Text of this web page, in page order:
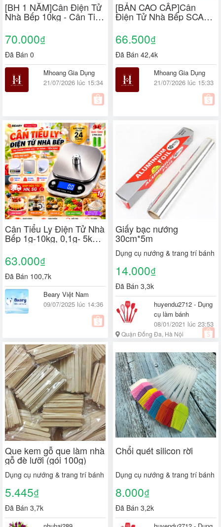
[BH 1 NĂM]Cân Điện Tử
Nhà Bếp 10kg - Cân Tiểu
Ly Điện Tử Siêu Chính
Xác - Tích Hợp Trừ Bì
[Tặng 2 Pin AAA]
70.000₫
Đã Bán 0
Mhoang Gia Dụng
21/07/2026 lúc 15:34
[BẢN CAO CẤP]Cân
Điện Tử Nhà Bếp SCALE
MAX 10kg, Cân tiểu ly có
độ chính xác cao, Cân
tiểu ly điện tử TẶNG KÈM
2 PIN
66.500₫
Đã Bán 42,4k
Mhoang Gia Dụng
21/07/2026 lúc 15:33
Cân Tiểu Ly Điện Tử Nhà
Bếp 1g-10kg, 0,1g- 5kg
METIS Độ Chính Xác
Cao, Chất Liệu Hợp Kim
Thép Bền Bỉ Tặng Kèm 2
pin
63.000₫
Đã Bán 100,7k
Beary Việt Nam
09/07/2025 lúc 14:36
Giấy bạc nướng
30cm*5m
Dụng cụ nướng & trang trí bánh
14.000₫
Đã Bán 3,3k
huyendu2712 - Dụng
cụ làm bánh
08/01/2021 lúc 23:53
Quận Đống Đa, Hà Nội
Que kem gỗ que làm nhà
gỗ đè lưỡi (gói 100g)
Dụng cụ nướng & trang trí bánh
5.445₫
Đã Bán 3,7k
Chổi quét silicon rời
Dụng cụ nướng & trang trí bánh
8.000₫
Đã Bán 3,2k